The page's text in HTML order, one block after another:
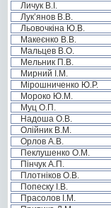
Личук В.І.
Лук’янов В.В.
Льовочкіна Ю.В.
Макеєнко В.В.
Мальцев В.О.
Мельник П.В.
Мирний І.М.
Мірошниченко Ю.Р.
Мороко Ю.М.
Муц О.П.
Надоша О.В.
Олійник В.М.
Орлов А.В.
Пеклушенко О.М.
Пінчук А.П.
Плотніков О.В.
Попеску І.В.
Прасолов І.М.